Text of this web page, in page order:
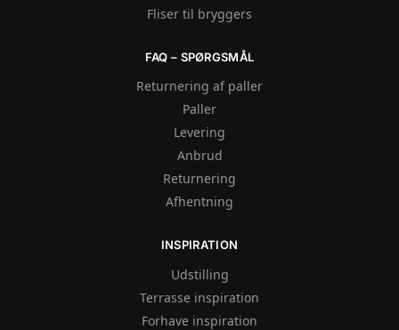
Fliser til bryggers
FAQ – SPØRGSMÅL
Returnering af paller
Paller
Levering
Anbrud
Returnering
Afhentning
INSPIRATION
Udstilling
Terrasse inspiration
Forhave inspiration